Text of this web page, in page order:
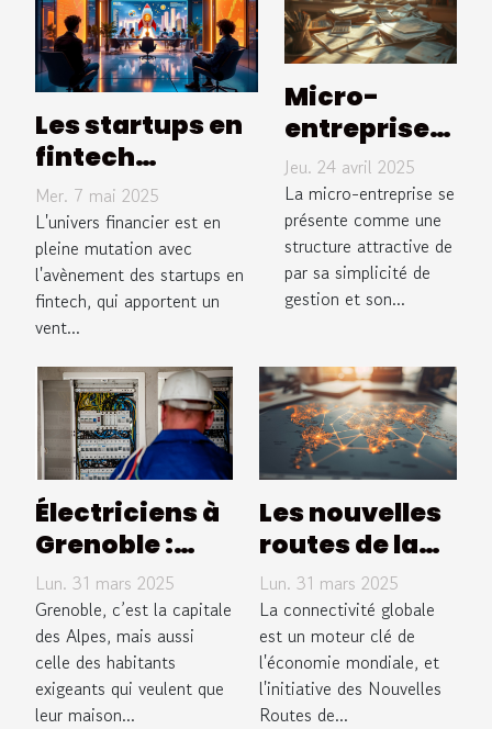
Les startups en
fintech
révolutionnent-
elles les
services
financiers
Mer. 7 mai 2025
L'univers financier est en
pleine mutation avec
l'avènement des startups en
fintech, qui apportent un
vent...
Micro-
entreprises
et fiscalité
conseils
pour
optimiser
sa
déclaration
en 2023
Jeu. 24 avril 2025
La micro-entreprise se
présente comme une
structure attractive de
par sa simplicité de
gestion et son...
Électriciens à
Grenoble :
l'entreprise
KPC Elec
possède les
meilleurs !
Lun. 31 mars 2025
Grenoble, c’est la capitale
des Alpes, mais aussi
celle des habitants
exigeants qui veulent que
leur maison...
Les nouvelles
routes de la
soie Initiative
mondiale et
enjeux pour
l'économie
européenne
Lun. 31 mars 2025
La connectivité globale
est un moteur clé de
l'économie mondiale, et
l'initiative des Nouvelles
Routes de...